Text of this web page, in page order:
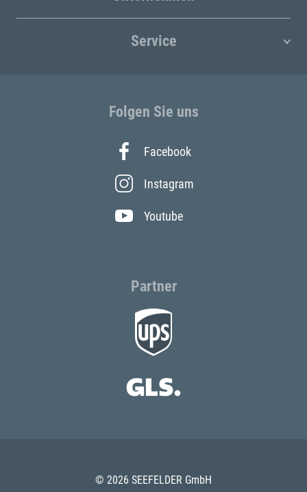
Service
Folgen Sie uns
Facebook
Instagram
Youtube
Partner
© 2026 SEEFELDER GmbH